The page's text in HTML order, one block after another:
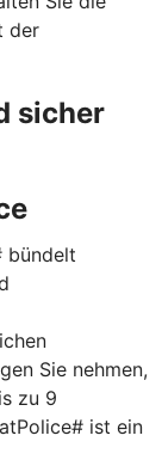
der
sicher
bündelt
Sie nehmen,
zu 9
ist ein